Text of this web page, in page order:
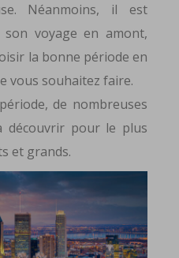
Néanmoins, il est
voyage en amont,
la bonne période en
vous souhaitez faire.
de nombreuses
découvrir pour le plus
et grands.